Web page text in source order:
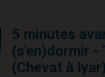
5 minutes
(s'en)dormir -
(Chevat à Iyar)